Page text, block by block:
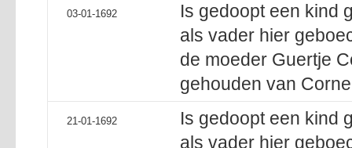
03-01-1692
Is gedoopt een kind
als vader hier
de moeder Guertje
gehouden van
21-01-1692
Is gedoopt een kind
als vader hier